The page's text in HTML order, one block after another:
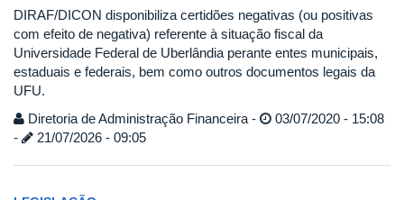
DIRAF/DICON disponibiliza certidões negativas (ou positivas
com efeito de negativa) referente à situação fiscal da
Universidade Federal de Uberlândia perante entes municipais,
estaduais e federais, bem como outros documentos legais da
UFU.
Diretoria de Administração Financeira -
03/07/2020 - 15:08
-
21/07/2026 - 09:05